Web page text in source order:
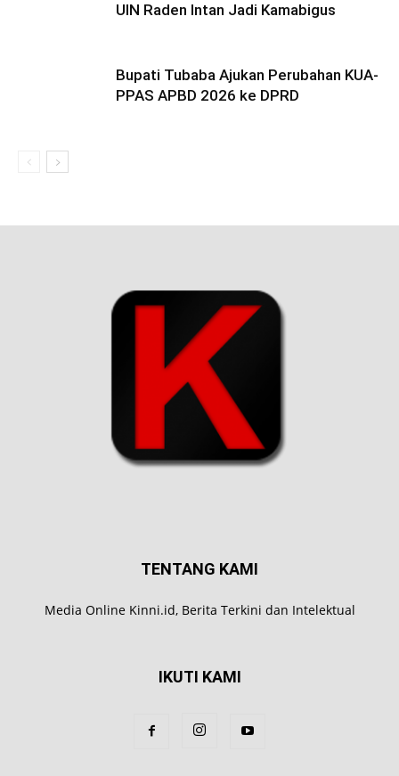
UIN Raden Intan Jadi Kamabigus
Bupati Tubaba Ajukan Perubahan KUA-
PPAS APBD 2026 ke DPRD
TENTANG KAMI
Media Online Kinni.id, Berita Terkini dan Intelektual
IKUTI KAMI